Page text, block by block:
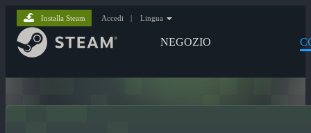
NEGOZIO
Installa Steam Accedi | Lingua